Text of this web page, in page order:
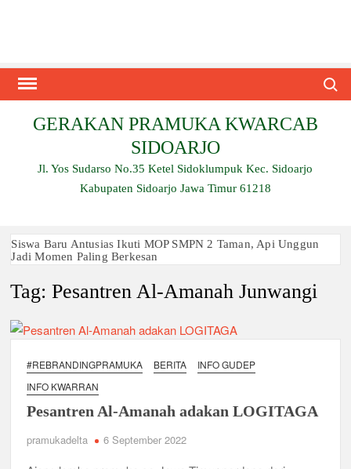
GERAKAN PRAMUKA KWARCAB
SIDOARJO
Jl. Yos Sudarso No.35 Ketel Sidoklumpuk Kec. Sidoarjo
Kabupaten Sidoarjo Jawa Timur 61218
Siswa Baru Antusias Ikuti MOP SMPN 2 Taman, Api Unggun
Jadi Momen Paling Berkesan
Berjalan 2 Kilometer hingga Taklukkan Beragam Ujian, Inilah
Perjuangan Pramuka SMK Plus NU Sidoarjo
Ambalan SMAN 3 Sidoarjo Gelar Anjangsana dan Buka
Bersama 2026, Pererat Tali Persaudaraan
Kepemimpinan, Kerja Sama Tim, dan Pendidikan Karakter
Semangat “Cerdas, Ceria, Cekatan” Warnai Pesta Siaga
Kwarran Sukodono Tahun 2026
Berkarakter, Berprestasi, Berbudi Luhur : Lomba Tingkat I
Tag:Pesantren Al-Amanah Junwangi
#REBRANDINGPRAMUKA BERITA
INFO GUDEP
INFO KWARRAN
Pesantren Al-Amanah adakan LOGITAGA
pramukadelta 6 September 2022